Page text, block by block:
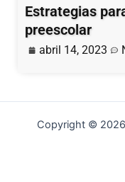
Estrategias
preescolar
abril 14, 2023
Copyright ©